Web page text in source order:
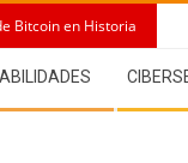
Bitcoin en Historia